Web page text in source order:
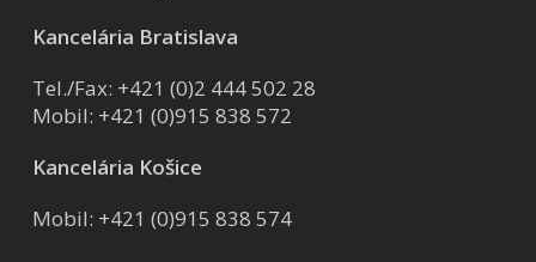
Kancelária Bratislava
Tel./Fax: +421 (0)2 444 502 28
Mobil: +421 (0)915 838 572
Kancelária Košice
Mobil: +421 (0)915 838 574